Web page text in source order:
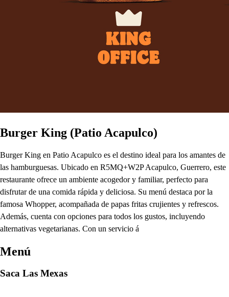
Burger King (Patio Acapulco)
Burger King en Patio Acapulco es el destino ideal para los amantes de
las hamburguesas. Ubicado en R5MQ+W2P Acapulco, Guerrero, este
restaurante ofrece un ambiente acogedor y familiar, perfecto para
disfrutar de una comida rápida y deliciosa. Su menú destaca por la
famosa Whopper, acompañada de papas fritas crujientes y refrescos.
Además, cuenta con opciones para todos los gustos, incluyendo
alternativas vegetarianas. Con un servicio á
Menú
Saca Las Mexas